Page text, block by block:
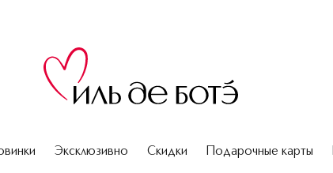
Эксклюзивно Скидки Подарочные карты